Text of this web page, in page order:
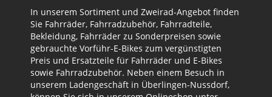
In unserem Sortiment und Zweirad-Angebot finden
Sie Fahrräder, Fahrradzubehör, Fahrradteile,
Bekleidung, Fahrräder zu Sonderpreisen sowie
gebrauchte Vorführ-E-Bikes zum vergünstigten
Preis und Ersatzteile für Fahrräder und E-Bikes
sowie Fahrradzubehör. Neben einem Besuch in
unserem Ladengeschäft in Überlingen-Nussdorf,